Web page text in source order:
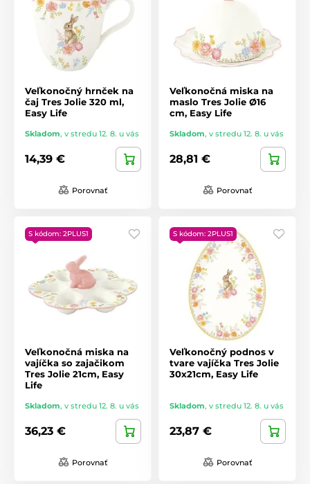
Veľkonočný hrnček na
čaj Tres Jolie 320 ml,
Easy Life
Skladom, v stredu 12. 8. u vás
14,39 €
Porovnať
Veľkonočná miska na
maslo Tres Jolie Ø16
cm, Easy Life
Skladom, v stredu 12. 8. u vás
28,81 €
Porovnať
S kódom: 2PLUS1
Veľkonočná miska na
vajíčka so zajačikom
Tres Jolie 21cm, Easy
Life
Skladom, v stredu 12. 8. u vás
36,23 €
Porovnať
S kódom: 2PLUS1
Veľkonočný podnos v
tvare vajíčka Tres Jolie
30x21cm, Easy Life
Skladom, v stredu 12. 8. u vás
23,87 €
Porovnať